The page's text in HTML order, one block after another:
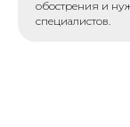
обострения и
специалистов.